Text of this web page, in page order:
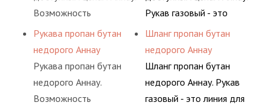
энергии, времени и
потребителей, так как
поиск комплектующих
материалов, это
затрата собственной
энергии, времени и
Возможность
приобрести все в
одном месте это
главное преимущество
для многих
потребителей, так как
Рукава пропан бутан
недорого Аннау
Рукава пропан бутан
недорого Аннау.
Возможность
пропан, бутан,
определенными
элементами системы.
Рукав газовый - это
линия для подачи
сжатого воздуха и
различных типов
сжиженного газа
(кислород, аргон, метан,
Шланг пропан бутан
недорого Аннау
Шланг пропан бутан
недорого Аннау. Рукав
газовый - это линия для